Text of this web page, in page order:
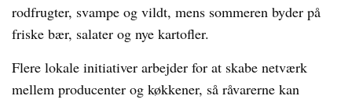
rodfrugter, svampe og vildt, mens sommeren byder på
friske bær, salater og nye kartofler.
Flere lokale initiativer arbejder for at skabe netværk
mellem producenter og køkkener, så råvarerne kan